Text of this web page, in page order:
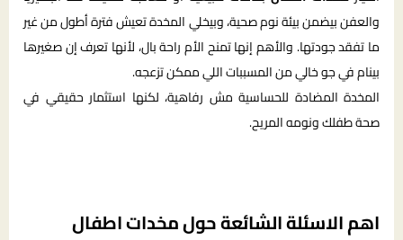
والعفن بيضمن بيئة نوم صحية، وبيخلي المخدة تعيش فترة أطول من غير
ما تفقد جودتها. والأهم إنها تمنح الأم راحة بال، لأنها تعرف إن صغيرها
بينام في جو خالي من المسببات اللي ممكن تزعجه.
المخدة المضادة للحساسية مش رفاهية، لكنها استثمار حقيقي في
صحة طفلك ونومه المريح.
اهم الاسئلة الشائعة حول مخدات اطفال